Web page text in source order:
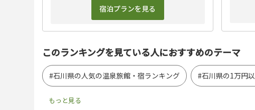
宿泊プランを見る
このランキングを見ている人におすすめのテーマ
#石川県の人気の温泉旅館・宿ランキング #石川県の1万円